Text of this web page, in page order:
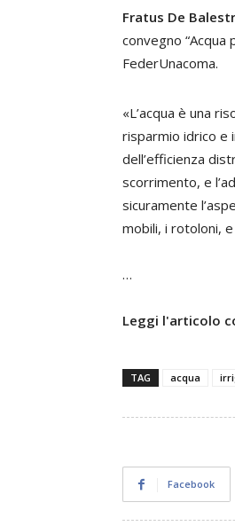
Fratus De
convegno “Acqua
FederUnacoma.
«L’acqua è una
risparmio idrico e
dell’efficienza
scorrimento, e
sicuramente
mobili, i rotoloni,
…
Leggi l'articolo
TAG acqua
Facebook